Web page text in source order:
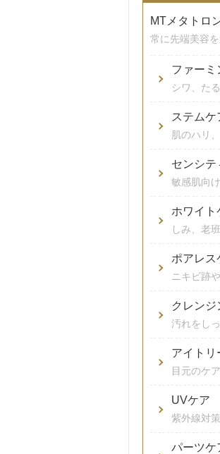
MTメタトロ
常に先端美容
ファーミ
シワ、た
ステムケ
肌のハリ
センシテ
敏感肌向
ホワイト
しみ、老
ポアレス
ニキビ跡
クレン
汚れをし
アイトリ
目元のケア
UVケア
紫外線対
パーツケ